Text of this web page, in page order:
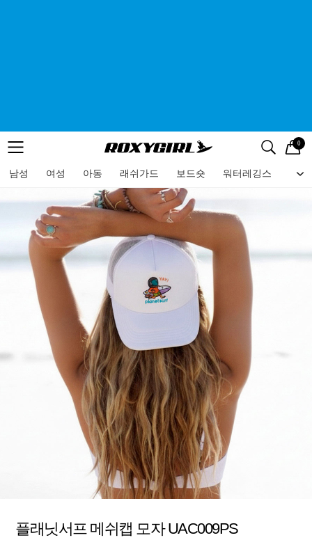
메뉴 검색
로고 0
남성 여성 아동 래쉬가드 보드숏 워터레깅스 비
메뉴
플래닛서프 메쉬캡 모자 UAC009PS